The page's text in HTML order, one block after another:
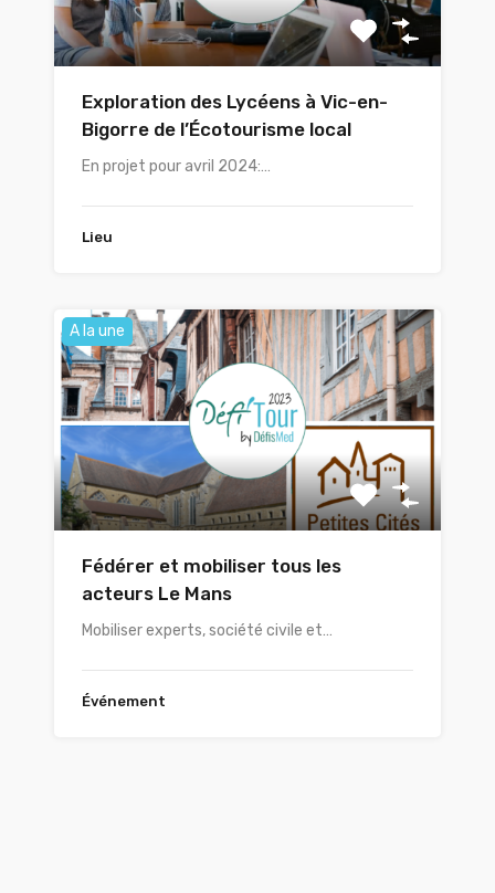
Exploration des Lycéens à Vic-en-
Bigorre de l’Écotourisme local
En projet pour avril 2024:…
Lieu
A la une
Fédérer et mobiliser tous les
acteurs Le Mans
Mobiliser experts, société civile et…
Événement